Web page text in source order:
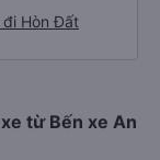
Hòn Đất
từ Bến xe An